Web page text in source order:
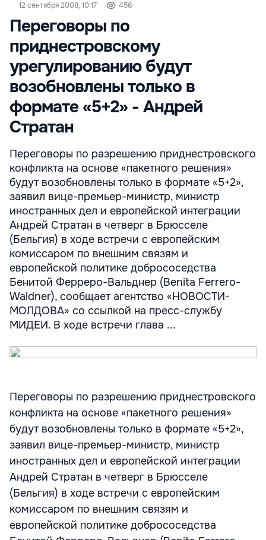
12 сентября 2008, 10:17 456
Переговоры по
приднестровскому
урегулированию будут
возобновлены только в
формате «5+2» - Андрей
Стратан
Переговоры по разрешению приднестровского
конфликта на основе «пакетного решения»
будут возобновлены только в формате «5+2»,
заявил вице-премьер-министр, министр
иностранных дел и европейской интеграции
Андрей Стратан в четверг в Брюсселе
(Бельгия) в ходе встречи с европейским
комиссаром по внешним связям и
европейской политике добрососедства
Бенитой Ферреро-Вальднер (Benita Ferrero-
Waldner), сообщает агентство «НОВОСТИ-
МОЛДОВА» со ссылкой на пресс-службу
МИДЕИ. В ходе встречи глава ...
Переговоры по разрешению приднестровского
конфликта на основе «пакетного решения»
будут возобновлены только в формате «5+2»,
заявил вице-премьер-министр, министр
иностранных дел и европейской интеграции
Андрей Стратан в четверг в Брюсселе
(Бельгия) в ходе встречи с европейским
комиссаром по внешним связям и
европейской политике добрососедства